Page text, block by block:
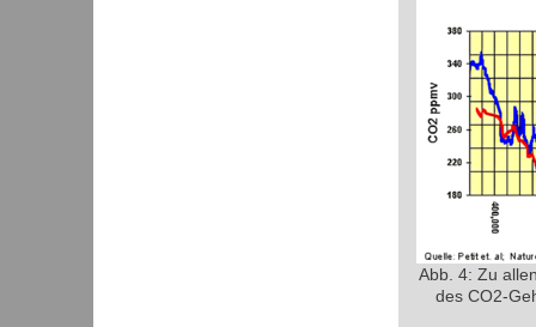
Abb. 4: Zu
des CO2-